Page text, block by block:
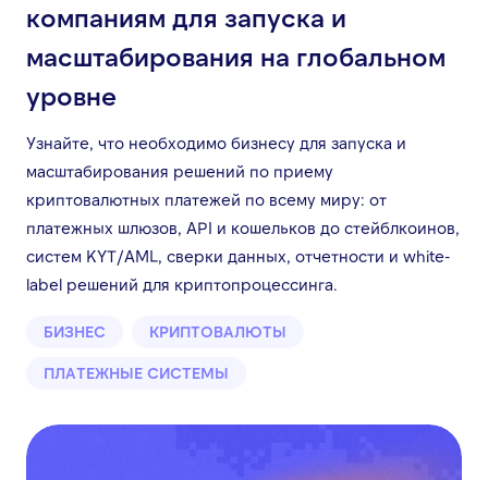
компаниям для запуска и
масштабирования на глобальном
уровне
Узнайте, что необходимо бизнесу для запуска и
масштабирования решений по приему
криптовалютных платежей по всему миру: от
платежных шлюзов, API и кошельков до стейблкоинов,
систем KYT/AML, сверки данных, отчетности и white-
label решений для криптопроцессинга.
БИЗНЕС КРИПТОВАЛЮТЫ
ПЛАТЕЖНЫЕ СИСТЕМЫ